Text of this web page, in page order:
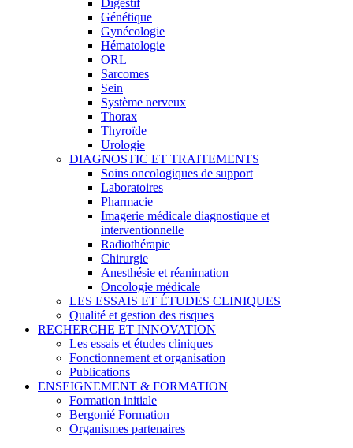
Digestif
Génétique
Gynécologie
Hématologie
ORL
Sarcomes
Sein
Système nerveux
Thorax
Thyroïde
Urologie
DIAGNOSTIC ET TRAITEMENTS
Soins oncologiques de support
Laboratoires
Pharmacie
Imagerie médicale diagnostique et
interventionnelle
Radiothérapie
Chirurgie
Anesthésie et réanimation
Oncologie médicale
LES ESSAIS ET ÉTUDES CLINIQUES
Qualité et gestion des risques
RECHERCHE ET INNOVATION
Les essais et études cliniques
Fonctionnement et organisation
Publications
ENSEIGNEMENT & FORMATION
Formation initiale
Bergonié Formation
Organismes partenaires